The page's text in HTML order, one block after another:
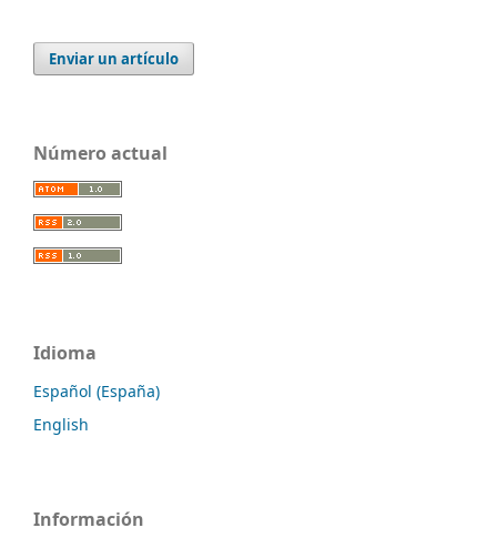
Enviar un artículo
Número actual
Idioma
Español (España)
English
Información